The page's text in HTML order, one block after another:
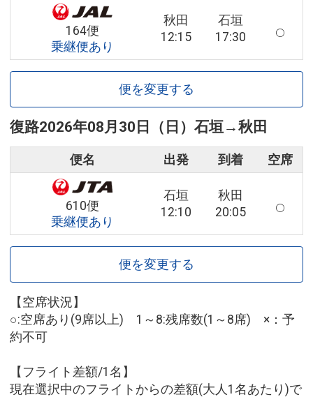
164便
乗継便あり
秋田
12:15
石垣
17:30
便を変更する
復路2026年08月30日（日） 石垣→秋田
便名 出発 到着 空席
610便
乗継便あり
石垣
12:10
秋田
20:05
便を変更する
【空席状況】
○:空席あり(9席以上) 1～8:残席数(1～8席) ×：予
約不可
【フライト差額/1名】
現在選択中のフライトからの差額(大人1名あたり)で